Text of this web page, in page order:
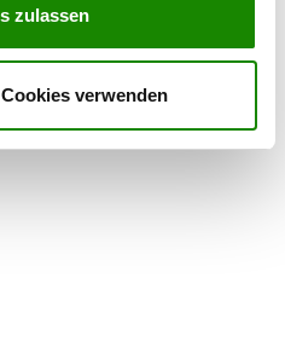
zulassen
verwenden
h - 12:00 h